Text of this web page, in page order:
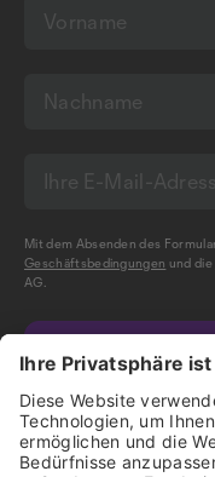
Mit dem Absenden des
Geschäftsbedingungen und die
AG.